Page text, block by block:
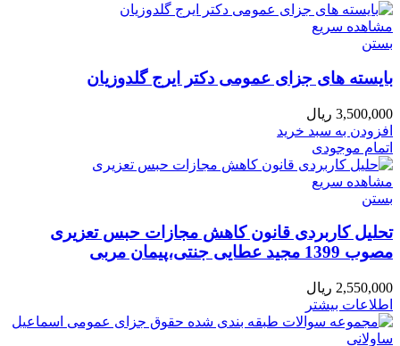
مشاهده سریع
بستن
بایسته های جزای عمومی دکتر ایرج گلدوزیان
3,500,000 ریال
افزودن به سبد خرید
اتمام موجودی
مشاهده سریع
بستن
تحلیل کاربردی قانون کاهش مجازات حبس تعزیری
مصوب 1399 مجید عطایی جنتی،پیمان مربی
2,550,000 ریال
اطلاعات بیشتر